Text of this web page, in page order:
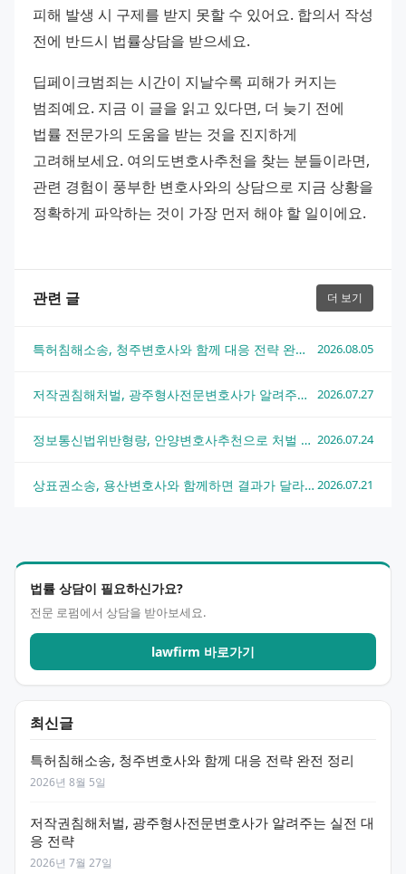
법률 상담이 필요하신가요?
전문 로펌에서 상담을 받아보세요.
lawfirm 바로가기
최신글
특허침해소송, 청주변호사와 함께 대응 전략 완전 정리
2026년 8월 5일
저작권침해처벌, 광주형사전문변호사가 알려주는 실전 대
응 전략
2026년 7월 27일
피해 발생 시 구제를 받지 못할 수 있어요. 합의서 작성
전에 반드시 법률상담을 받으세요.
딥페이크범죄는 시간이 지날수록 피해가 커지는
범죄예요. 지금 이 글을 읽고 있다면, 더 늦기 전에
법률 전문가의 도움을 받는 것을 진지하게
고려해보세요. 여의도변호사추천을 찾는 분들이라면,
관련 경험이 풍부한 변호사와의 상담으로 지금 상황을
정확하게 파악하는 것이 가장 먼저 해야 할 일이에요.
관련 글 더 보기
특허침해소송, 청주변호사와 함께 대응 전략 완전 정리 2026.08.05
저작권침해처벌, 광주형사전문변호사가 알려주는 실전 대응 전략 2026.07.27
정보통신법위반형량, 안양변호사추천으로 처벌 수위 낮추는 법 2026.07.24
상표권소송, 용산변호사와 함께하면 결과가 달라지는 이유 2026.07.21